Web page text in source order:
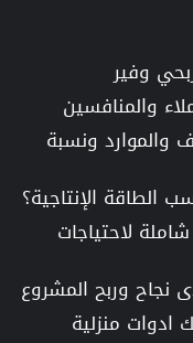
وفير
والمنافسين
ونسبة
الإنتاجية؟
لاحتياجات
وربح المشروع
منزلية